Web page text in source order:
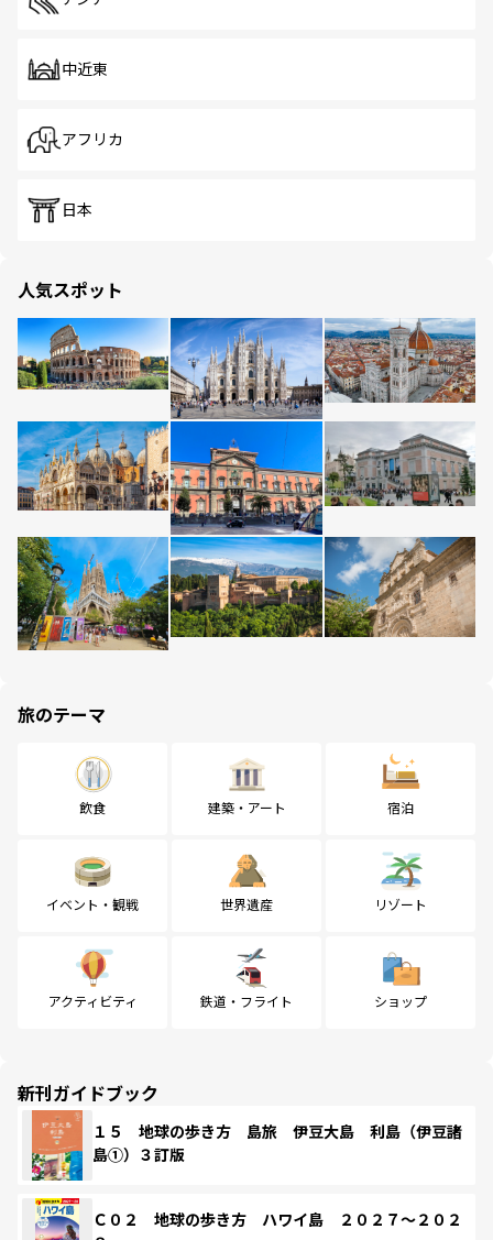
中近東
アフリカ
日本
人気スポット
旅のテーマ
飲食 建築・アート 宿泊
イベント・観戦 世界遺産 リゾート
アクティビティ 鉄道・フライト ショップ
新刊ガイドブック
１５ 地球の歩き方 島旅 伊豆大島 利島（伊豆諸
島①）３訂版
Ｃ０２ 地球の歩き方 ハワイ島 ２０２７～２０２